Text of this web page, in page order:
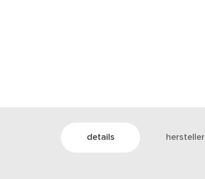
details hersteller